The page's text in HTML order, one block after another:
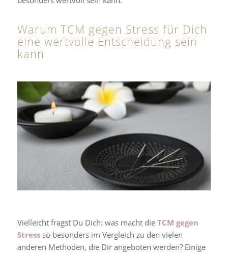
Warum TCM gegen Stress für Dich
eine wertvolle Entscheidung sein
kann
Vielleicht fragst Du Dich: was macht die TCM gegen
Stressso besonders im Vergleich zu den vielen
anderen Methoden, die Dir angeboten werden? Einige